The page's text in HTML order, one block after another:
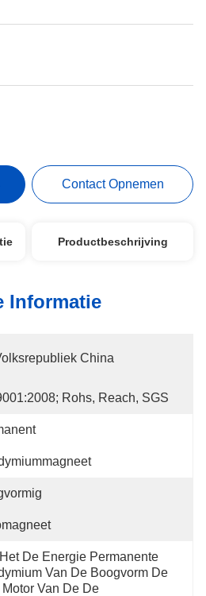
Contact Opnemen
Productbeschrijving
Informatie
China
Rohs, Reach, SGS
De Energie Permanente
Van De Boogvorm De
Van De De